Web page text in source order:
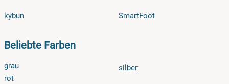
kybun SmartFoot
Beliebte Farben
grau
rot
silber